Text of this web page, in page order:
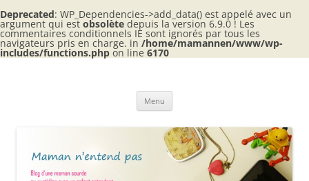
Deprecated: WP_Dependencies->add_data() est appelé avec un
argument qui est obsolète depuis la version 6.9.0 ! Les
commentaires conditionnels IE sont ignorés par tous les
navigateurs pris en charge. in /home/mamannen/www/wp-
includes/functions.php on line 6170
Aller
Menu